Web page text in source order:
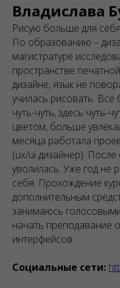
Владислава
Рисую больше для
По образованию –
магистратуре
пространстве
дизайне, язык не
училась рисовать.
чуть-чуть, здесь чуть-
цветом, больше
месяца работала
(ux/ui дизайнер).
уволилась. Уже год не
себя. Прохождение
дополнительным
занимаюсь
начать преподавание
интерфейсов.
Социальные сети: